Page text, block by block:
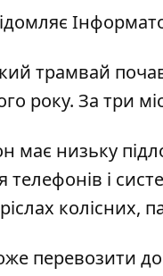
трамвай
року. За три
має низьку
телефонів і
колісних,
перевозити